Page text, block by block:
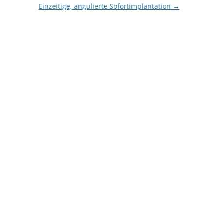
Einzeitige, angulierte Sofortimplantation →